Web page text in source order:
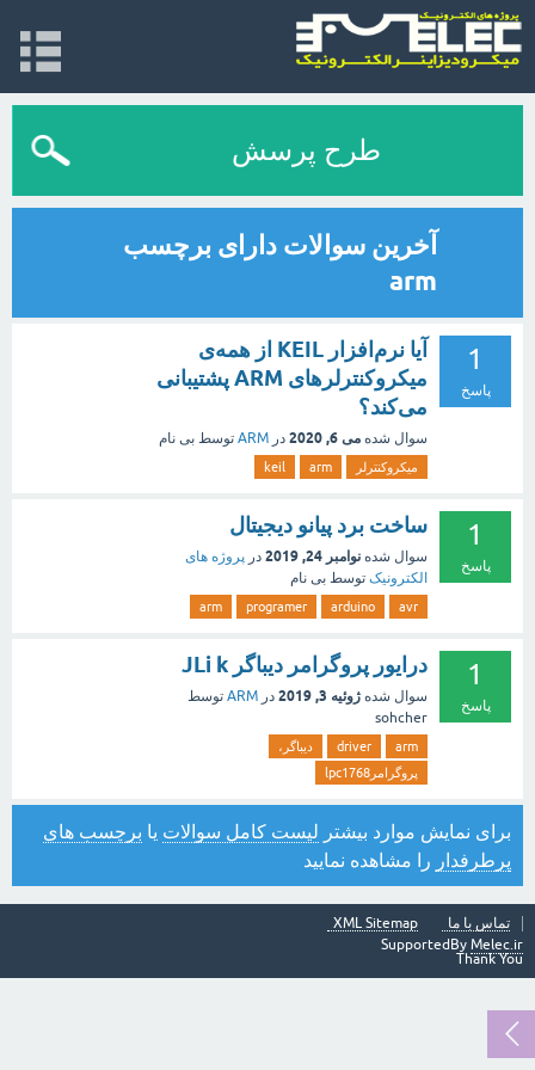
طرح پرسش
آخرین سوالات دارای برچسب
arm
1
پاسخ
آیا نرم‌افزار KEIL از همه‌ی
میکروکنترلرهای ARM پشتیبانی
می‌کند؟
سوال شده می 6, 2020 در ARM توسط بی نام
میکروکنترلر arm
keil
1
پاسخ
ساخت برد پیانو دیجیتال
سوال شده نوامبر 24, 2019 در پروژه های
الکترونیک توسط بی نام
avr
arduino
programer
arm
1
پاسخ
درایور پروگرامر دیباگر JLi k
سوال شده ژوئیه 3, 2019 در ARM توسط
sohcher
arm
driver
دیباگر،
پروگرامرlpc1768
برای نمایش موارد بیشتر لیست کامل سوالات یا برچسب های
پرطرفدار را مشاهده نمایید
تماس با ما
XML Sitemap
SupportedBy Melec.ir
Thank You